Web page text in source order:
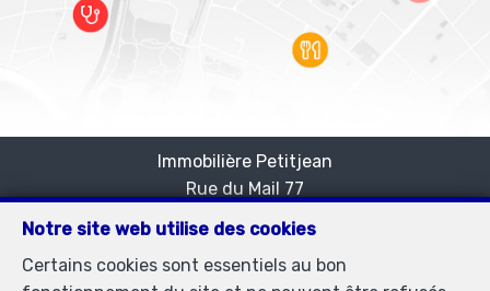
Notre site web utilise des cookies
Certains cookies sont essentiels au bon
Immobilière Petitjean
—
Rue du Mail 77
1050 Bruxelles
—
immopetitjean@gmail.com